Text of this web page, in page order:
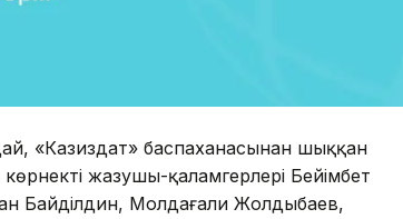
«Казиздат» баспаханасынан шыққан
жазушы-қаламгерлері Бейімбет
Байділдин, Молдағали Жолдыбаев,